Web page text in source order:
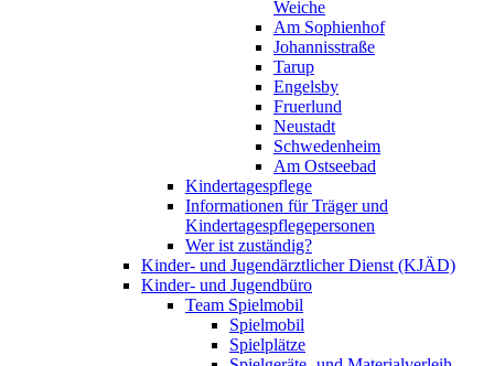
Weiche
Am Sophienhof
Johannisstraße
Tarup
Engelsby
Fruerlund
Neustadt
Schwedenheim
Am Ostseebad
Kindertagespflege
Informationen für Träger und
Kindertagespflegepersonen
Wer ist zuständig?
Kinder- und Jugendärztlicher Dienst (KJÄD)
Kinder- und Jugendbüro
Team Spielmobil
Spielmobil
Spielplätze